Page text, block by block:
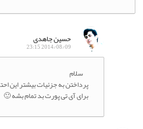
حسین جاهدی
2014/08/09 23:15
سلام
پرداختن به جزئیات بیشتر این
برای آی تی پورت بد تمام بشه 🙂